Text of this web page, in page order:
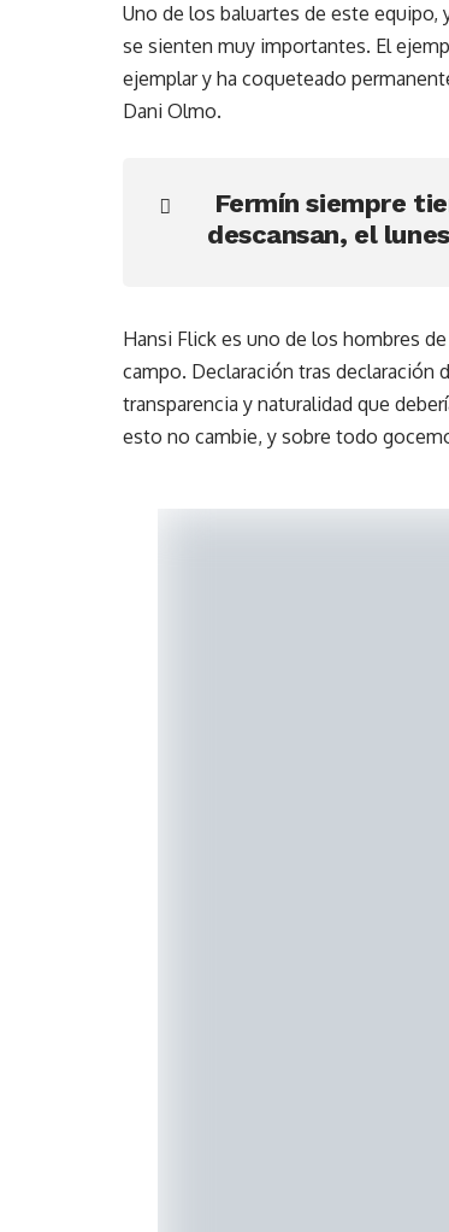
Uno de los baluartes de este
se sienten muy importantes. El
ejemplar y ha coqueteado
Dani Olmo.
Fermín siempre
descansan, el
Hansi Flick es uno de los hombres
campo. Declaración tras declaración
transparencia y naturalidad que
esto no cambie, y sobre todo